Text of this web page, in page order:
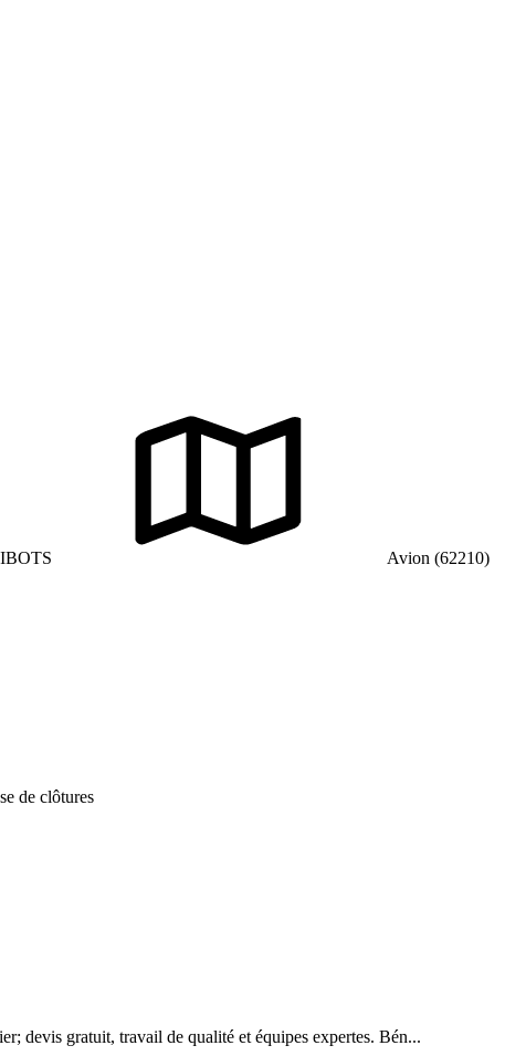
Avion (62210)
de clôtures
devis gratuit, travail de qualité et équipes expertes. Bén...